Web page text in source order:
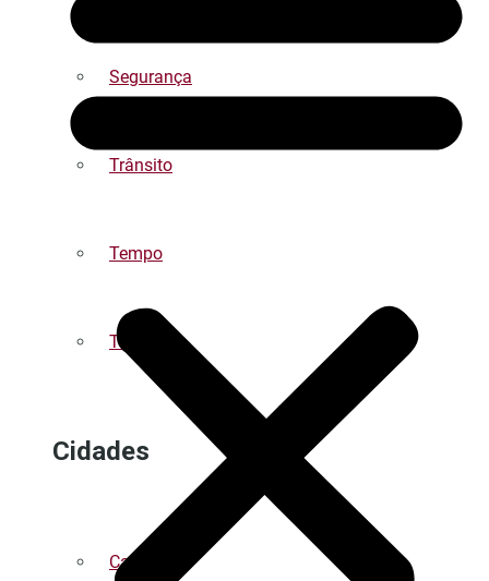
Segurança
Trânsito
Tempo
Turismo
Cidades
Capitão